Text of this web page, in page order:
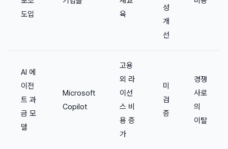
도입
육
성
개
선
AI 에
이전
트 과
금 모
델
Microsoft
Copilot
고용
외 라
이선
스 비
용 증
가
미
검
증
경쟁
사로
의
이탈